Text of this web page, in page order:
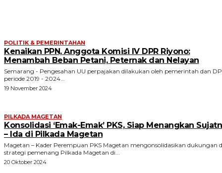
POLITIK & PEMERINTAHAN
Kenaikan PPN, Anggota Komisi IV DPR Riyono:
Menambah Beban Petani, Peternak dan Nelayan
Semarang - Pengesahan UU perpajakan dilakukan oleh pemerintah dan
periode 2019 - 2024...
19 November 2024
PILKADA MAGETAN
Konsolidasi ‘Emak-Emak’ PKS, Siap Menangkan
– Ida di Pilkada Magetan
Magetan – Kader Perempuan PKS Magetan mengonsolidasikan dukungan
strategi pemenang Pilkada Magetan di...
20 Oktober 2024